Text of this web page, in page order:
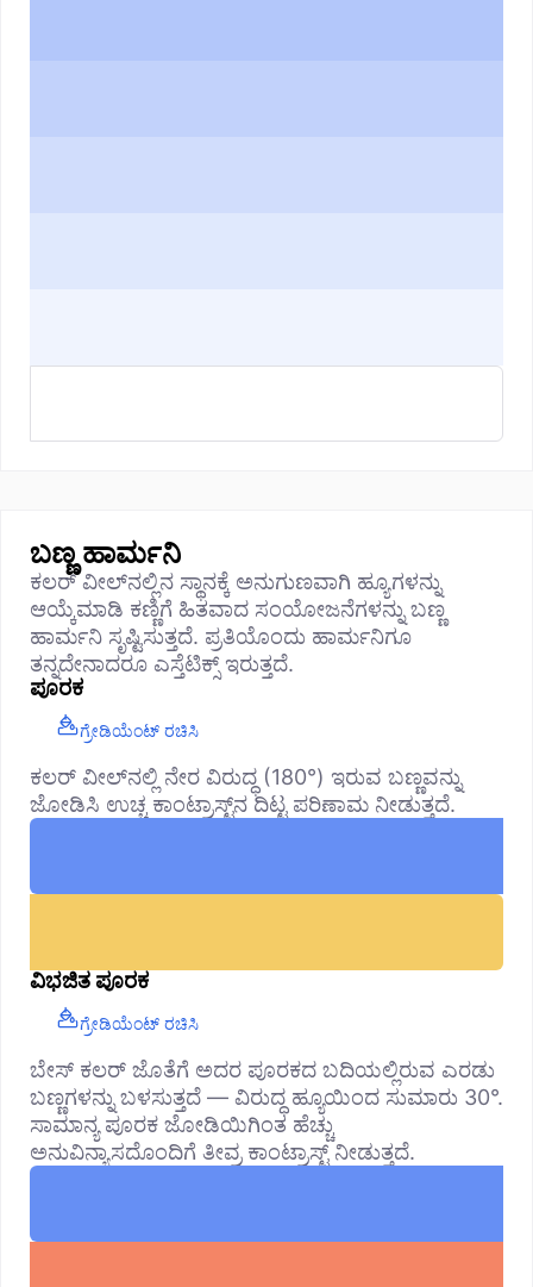
ಬಣ್ಣ ಹಾರ್ಮನಿ
ಕಲರ್ ವೀಲ್‌ನಲ್ಲಿನ ಸ್ಥಾನಕ್ಕೆ ಅನುಗುಣವಾಗಿ ಹ್ಯೂಗಳನ್ನು
ಆಯ್ಕೆಮಾಡಿ ಕಣ್ಣಿಗೆ ಹಿತವಾದ ಸಂಯೋಜನೆಗಳನ್ನು ಬಣ್ಣ
ಹಾರ್ಮನಿ ಸೃಷ್ಟಿಸುತ್ತದೆ. ಪ್ರತಿಯೊಂದು ಹಾರ್ಮನಿಗೂ
ತನ್ನದೇನಾದರೂ ಎಸ್ತೆಟಿಕ್ಸ್ ಇರುತ್ತದೆ.
ಪೂರಕ
ಗ್ರೇಡಿಯೆಂಟ್ ರಚಿಸಿ
ಕಲರ್ ವೀಲ್‌ನಲ್ಲಿ ನೇರ ವಿರುದ್ಧ (180°) ಇರುವ ಬಣ್ಣವನ್ನು
ಜೋಡಿಸಿ ಉಚ್ಚ ಕಾಂಟ್ರಾಸ್ಟ್‌ನ ದಿಟ್ಟ ಪರಿಣಾಮ ನೀಡುತ್ತದೆ.
ವಿಭಜಿತ ಪೂರಕ
ಗ್ರೇಡಿಯೆಂಟ್ ರಚಿಸಿ
ಬೇಸ್ ಕಲರ್ ಜೊತೆಗೆ ಅದರ ಪೂರಕದ ಬದಿಯಲ್ಲಿರುವ ಎರಡು
ಬಣ್ಣಗಳನ್ನು ಬಳಸುತ್ತದೆ — ವಿರುದ್ಧ ಹ್ಯೂಯಿಂದ ಸುಮಾರು 30°.
ಸಾಮಾನ್ಯ ಪೂರಕ ಜೋಡಿಯಿಗಿಂತ ಹೆಚ್ಚು
ಅನುವಿನ್ಯಾಸದೊಂದಿಗೆ ತೀವ್ರ ಕಾಂಟ್ರಾಸ್ಟ್ ನೀಡುತ್ತದೆ.